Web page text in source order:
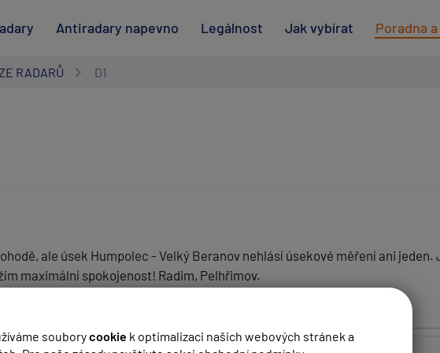
souborycookie k optimalizaci našich webových stránek a
Antiradary napevno Legálnost Jak vybírat Poradna
RADARŮ D1
ale úsek Humpolec - Velký Beranov nehlásí úsekové měření ani
maximální spokojenost! Radim, Pelhřimov.